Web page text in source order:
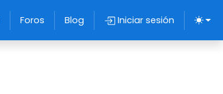
Foros Blog Iniciar sesión